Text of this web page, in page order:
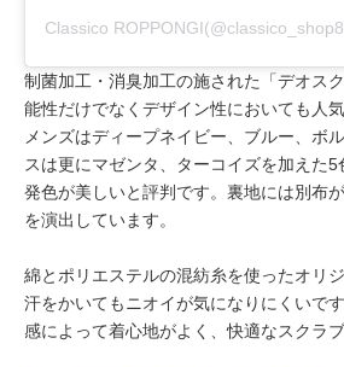
制菌加工・消臭加工の施された「デオス
能性だけでなくデザイン性においても人
メンズはディープネイビー、ブルー、ボ
スは更にマゼンタ、ターコイズを加えた5
発色が美しいと評判です。裏地には別布
を演出しています。
綿とポリエステルの混紡糸を使ったオリ
汗をかいてもニオイが気になりにくいで
感によって着心地がよく、快適なスクラブ